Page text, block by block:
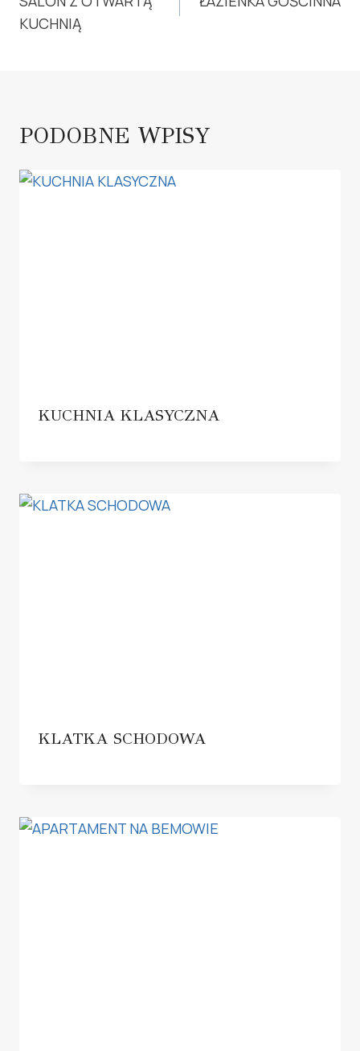
KUCHNIĄ
PODOBNE WPISY
KUCHNIA KLASYCZNA
KLATKA SCHODOWA